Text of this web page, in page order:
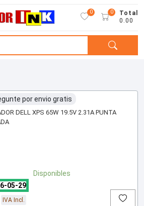
0
Total
0.00
0
por envio gratis
DELL XPS 65W 19.5V 2.31A PUNTA
Disponibles
05-29
IVA Incl.